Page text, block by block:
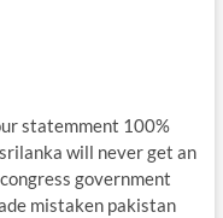
statemment 100%
will never get an
government
mistaken pakistan